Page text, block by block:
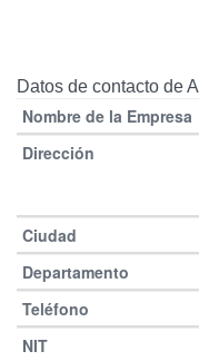
Datos de contacto de